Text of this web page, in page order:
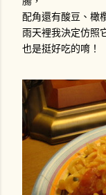
配角還有酸豆、橄
雨天裡我決定仿照
也是挺好吃的唷！